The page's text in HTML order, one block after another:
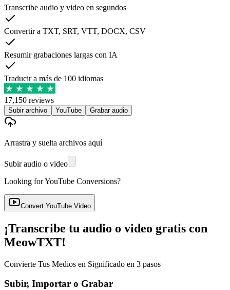
Transcribe audio y video en segundos
Convertir a TXT, SRT, VTT, DOCX, CSV
Resumir grabaciones largas con IA
Traducir a más de 100 idiomas
17,150 reviews
Subir archivo YouTube Grabar audio
Arrastra y suelta archivos aquí
Subir audio o video
Looking for YouTube Conversions?
Convert YouTube Video
¡Transcribe tu audio o video gratis con
MeowTXT!
Convierte Tus Medios en Significado en 3 pasos
Subir, Importar o Grabar